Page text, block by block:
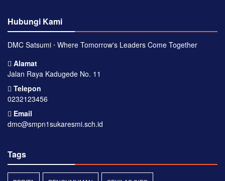
Hubungi Kami
DMC Satsumi ⋅ Where Tomorrow's Leaders Come Together
Alamat
Jalan Raya Kadugede No. 11
Telepon
0232123456
Email
dmc@smpn1sukaresmi.sch.id
Tags